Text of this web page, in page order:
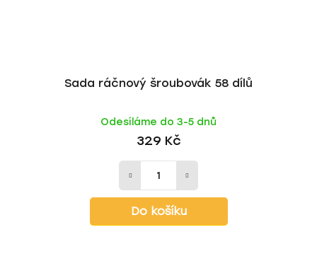
Sada ráčnový šroubovák 58 dílů
Odesíláme do 3-5 dnů
329 Kč
Do košíku